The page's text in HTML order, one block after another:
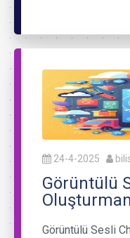
24-4-2025
Görüntülü
Görüntülü Sesli